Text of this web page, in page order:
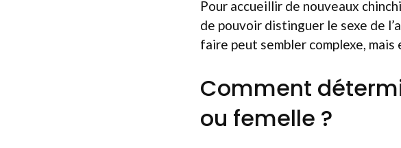
Pour accueillir de nouveaux
de pouvoir distinguer le sexe de
faire peut sembler complexe,
Comment
ou femelle ?